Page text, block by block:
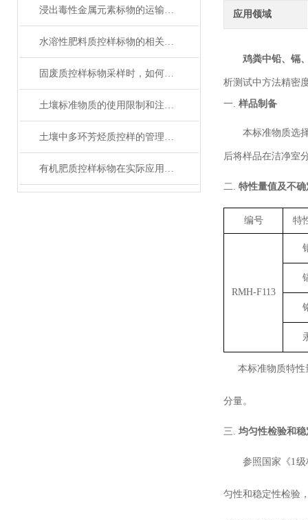
浸出毒性金属元素标物的运输与储存
水溶性肥料质控样标物的相关知识普及
固废质控样标物采样时，如何避免错误
土壤标准物质的使用限制和注意事项
土壤中多环芳烃质控样的管理策略
有机肥质控样标物在实际应用中的标准化问题
应用领域
鸡粪中铅、镉
析测试中方法精密
一. 样品制备
本标准物质选
后将样品在洁净室
二. 特性量值及不确
编号 特
RMH-F113
本标准物质特
分量。
三. 均匀性检验和
参照国家《1
匀性和稳定性检验